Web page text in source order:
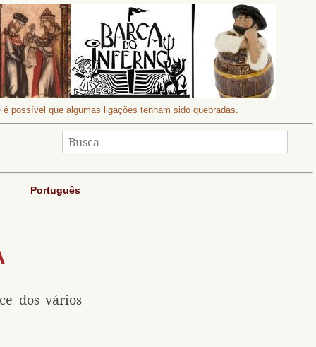
possível que algumas ligações tenham sido quebradas.
Português
dos vários